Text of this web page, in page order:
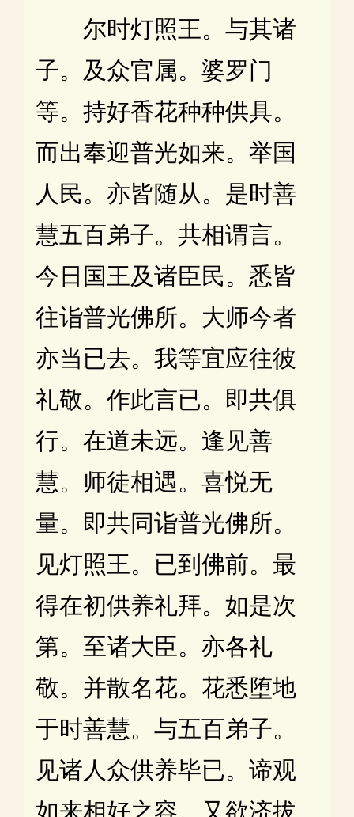
尔时灯照王。与其诸
子。及众官属。婆罗门
等。持好香花种种供具。
而出奉迎普光如来。举国
人民。亦皆随从。是时善
慧五百弟子。共相谓言。
今日国王及诸臣民。悉皆
往诣普光佛所。大师今者
亦当已去。我等宜应往彼
礼敬。作此言已。即共俱
行。在道未远。逢见善
慧。师徒相遇。喜悦无
量。即共同诣普光佛所。
见灯照王。已到佛前。最
得在初供养礼拜。如是次
第。至诸大臣。亦各礼
敬。并散名花。花悉堕地
于时善慧。与五百弟子。
见诸人众供养毕已。谛观
如来相好之容。又欲济拔